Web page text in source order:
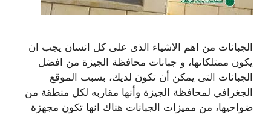
الجبانات من اهم الاشياء الذى على كل انسان يجب ان
يكون ممتلكاتها، و جبانات محافظة الجيزة من افضل
الجبانات التى يمكن أن تكون لديك، بسبب الموقع
الجغرافي لمحافظة الجيزة وأنها مقاربه لكل منطقة من
ضواحيها، من مميزات الجبانات هناك انها تكون مجهزة